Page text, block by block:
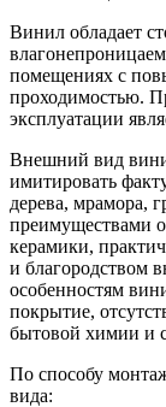
Винил обладает
помещениях с
проходимостью.
эксплуатации
Внешний вид
имитировать
дерева, мрамора,
преимуществами
керамики,
и благородством
особенностям
покрытие,
бытовой химии и
По способу
вида: